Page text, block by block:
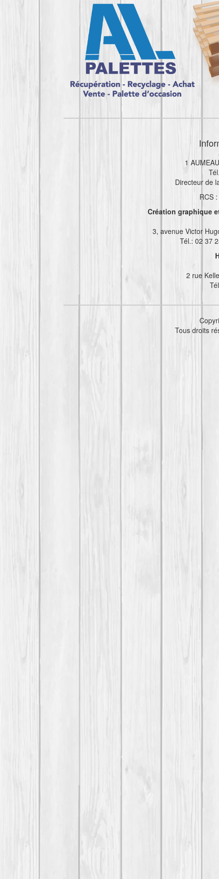
1
Directeur de
RCS
Création graphique
3, avenue Victor
Tél.: 02 37
2 rue
Tous droits